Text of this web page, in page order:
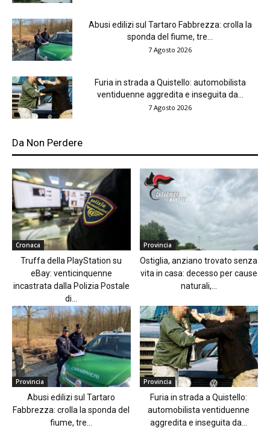
Abusi edilizi sul Tartaro Fabbrezza: crolla la
sponda del fiume, tre...
7 Agosto 2026
Furia in strada a Quistello: automobilista
ventiduenne aggredita e inseguita da...
7 Agosto 2026
Da Non Perdere
Cronaca
Truffa della PlayStation su
eBay: venticinquenne
incastrata dalla Polizia Postale
di...
Provincia
Ostiglia, anziano trovato senza
vita in casa: decesso per cause
naturali,...
Provincia
Abusi edilizi sul Tartaro
Fabbrezza: crolla la sponda del
fiume, tre...
Provincia
Furia in strada a Quistello:
automobilista ventiduenne
aggredita e inseguita da...